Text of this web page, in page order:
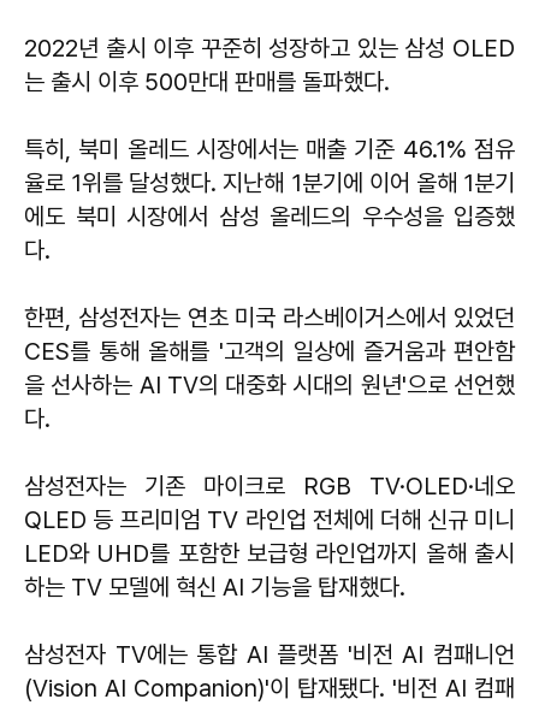
2022년 출시 이후 꾸준히 성장하고 있는 삼성 OLED
는 출시 이후 500만대 판매를 돌파했다.
특히, 북미 올레드 시장에서는 매출 기준 46.1% 점유
율로 1위를 달성했다. 지난해 1분기에 이어 올해 1분기
에도 북미 시장에서 삼성 올레드의 우수성을 입증했
다.
한편, 삼성전자는 연초 미국 라스베이거스에서 있었던
CES를 통해 올해를 '고객의 일상에 즐거움과 편안함
을 선사하는 AI TV의 대중화 시대의 원년'으로 선언했
다.
삼성전자는 기존 마이크로 RGB TV·OLED·네오
QLED 등 프리미엄 TV 라인업 전체에 더해 신규 미니
LED와 UHD를 포함한 보급형 라인업까지 올해 출시
하는 TV 모델에 혁신 AI 기능을 탑재했다.
삼성전자 TV에는 통합 AI 플랫폼 '비전 AI 컴패니언
(Vision AI Companion)'이 탑재됐다. '비전 AI 컴패